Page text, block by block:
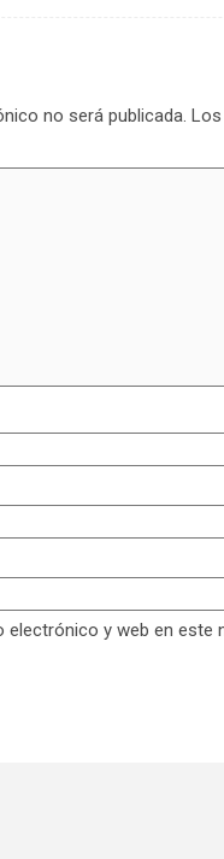
no será publicada.
electrónico y web en este